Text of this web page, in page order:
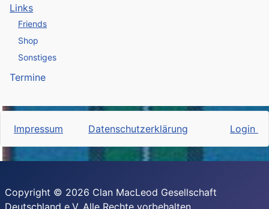
Links
Friends
Shop
Sonstiges
Termine
Impressum Datenschutzerklärung Login
Copyright © 2026 Clan MacLeod Gesellschaft